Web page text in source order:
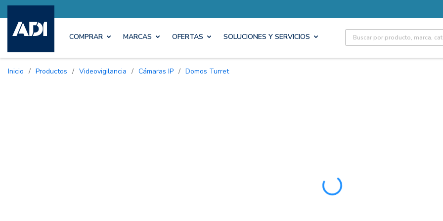
COMPRAR MARCAS OFERTAS SOLUCIONES Y SERVICIOS Site Search
Inicio / Productos / Videovigilancia / Cámaras IP / Domos Turret